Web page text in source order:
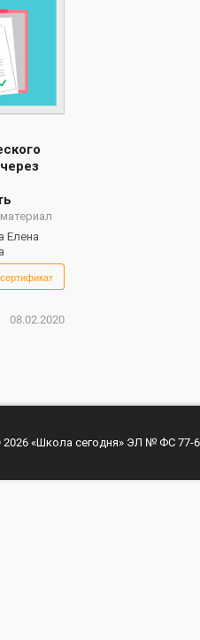
Елена
08.02.2020
«Школа сегодня» ЭЛ № ФС 77-